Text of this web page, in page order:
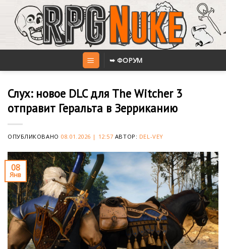
content
➥ ФОРУМ
Слух: новое DLC для The Witcher 3
отправит Геральта в Зерриканию
ОПУБЛИКОВАНО 08.01.2026 | 12:57 АВТОР: DEL-VEY
08
Янв